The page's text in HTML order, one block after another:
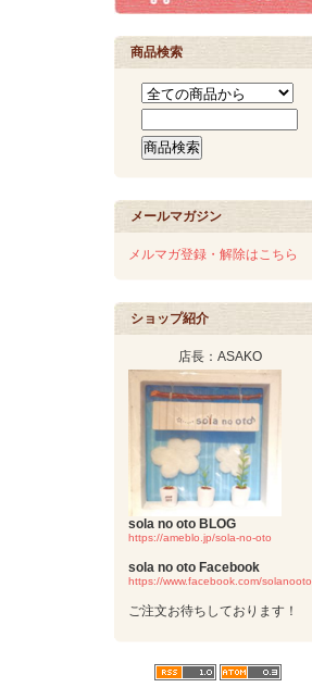
商品検索
メールマガジン
メルマガ登録・解除はこちら
ショップ紹介
店長：ASAKO
sola no oto BLOG
https://ameblo.jp/sola-no-oto
sola no oto Facebook
https://www.facebook.com/solanooto
ご注文お待ちしております！